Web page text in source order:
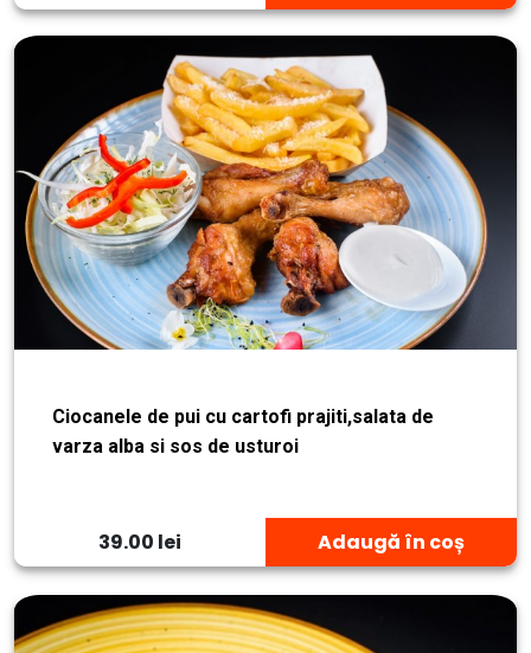
Ciocanele de pui cu cartofi prajiti,salata de
varza alba si sos de usturoi
39.00 lei Adaugă în coș